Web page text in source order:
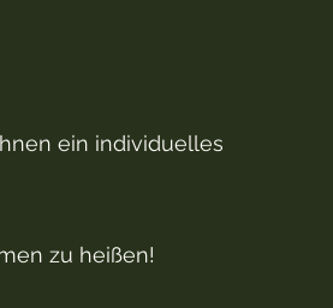
ein individuelles
zu heißen!